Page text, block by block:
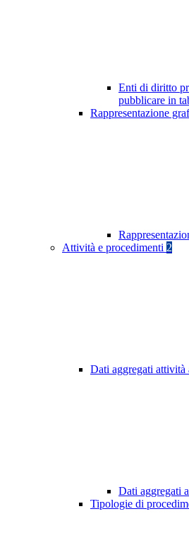
Enti di diritto
pubblicare in
Rappresentazione
Attività e procedimenti 2
Dati aggregati attività
Dati aggregati
Tipologie di